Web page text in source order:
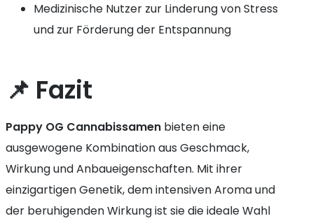
Medizinische Nutzer zur Linderung von Stress
und zur Förderung der Entspannung
📌 Fazit
Pappy OG Cannabissamenbieten eine
ausgewogene Kombination aus Geschmack,
Wirkung und Anbaueigenschaften. Mit ihrer
einzigartigen Genetik, dem intensiven Aroma und
der beruhigenden Wirkung ist sie die ideale Wahl